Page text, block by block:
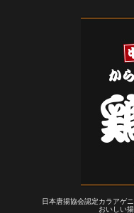
日本唐揚協会認定カラアゲ
おいしい